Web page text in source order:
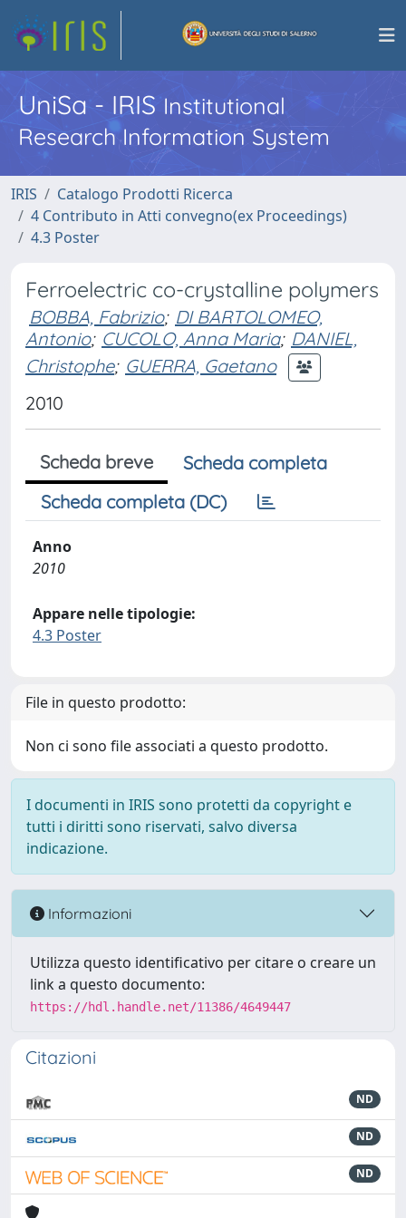
UniSa - IRISInstitutional
Research Information System
IRIS
Catalogo Prodotti Ricerca
4 Contributo in Atti convegno(ex Proceedings)
4.3 Poster
Ferroelectric co-crystalline polymers
BOBBA, Fabrizio; DI BARTOLOMEO,
Antonio; CUCOLO, Anna Maria; DANIEL,
Christophe; GUERRA, Gaetano
2010
Scheda breve
Scheda completa
Scheda completa (DC)
Anno
2010
Appare nelle tipologie:
4.3 Poster
File in questo prodotto:
Non ci sono file associati a questo prodotto.
I documenti in IRIS sono protetti da copyright e
tutti i diritti sono riservati, salvo diversa
indicazione.
Informazioni
Utilizza questo identificativo per citare o creare un
link a questo documento:
https://hdl.handle.net/11386/4649447
Citazioni
ND
ND
ND